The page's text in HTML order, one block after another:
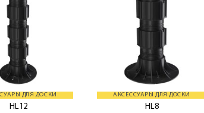
ДЛЯ ДОСКИ
HL12
АКСЕССУАРЫ ДЛЯ ДОСКИ
HL8